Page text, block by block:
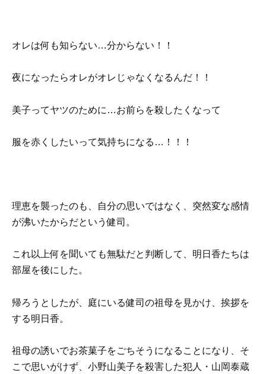
オレは何も知らない…分からない！！
夜になったらオレがオレじゃなくなるんだ！！
美子ってヤツのために…お前らを殺したくなって
服を赤くしたいって気持ちになる…！！！
理恵を襲ったのも、自分の思いではなく、突然変な感情
が沸いたからだという健司。
これ以上何を聞いても無駄だと判断して、明日香たちは
部屋を後にした。
帰ろうとしたが、庭にいる健司の祖母を見かけ、挨拶を
する明日香。
祖母の誘いでお茶菓子をごちそうになることになり、そ
こで思いがけず、小野山美子を殺害した犯人・山岡泰蔵